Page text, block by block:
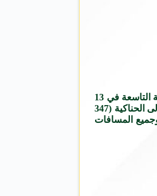
وتستأنف المنافسات يوم 11 يناير بالمرحلة السابعة من الرياض إلى وادي الدواسر (462 كلم)، ثم المرحلة الثامنة في 12 يناير في وادي الدواسر (481 كلم)، تليها المرحلة التاسعة في 13
يناير باتجاه مخيم المبيت (410 كلم). وتتواصل المراحل يوم 14 يناير بالمرحلة العاشرة من مخيم المبيت إلى بيشة (421 كلم)، ثم الحادية عشرة يوم 15 يناير من بيشة إلى الحناكية (347
(310 كلم)، قبل أن يختتم الرالي بالمرحلة الثالثة عشرة والأخيرة في ينبع يوم السبت 17 يناير لمسافة 105 كلم. وجميع المسافات